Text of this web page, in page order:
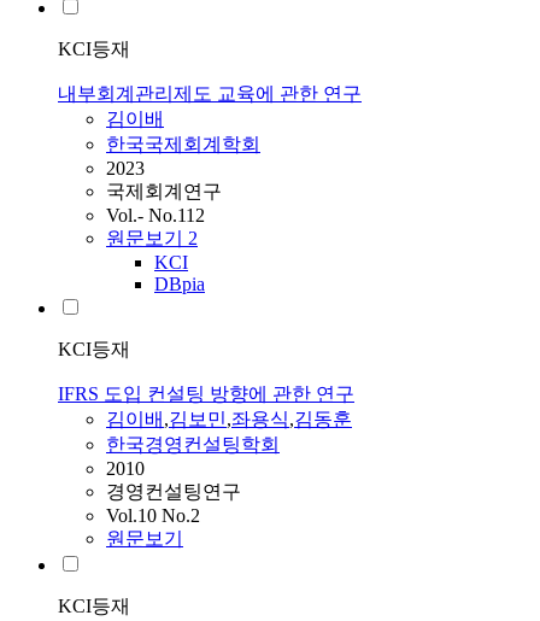
KCI등재
내부회계관리제도 교육에 관한 연구
김이배
한국국제회계학회
2023
국제회계연구
Vol.- No.112
원문보기 2
KCI
DBpia
KCI등재
IFRS 도입 컨설팅 방향에 관한 연구
김이배 ,김보민,좌용식,김동훈
한국경영컨설팅학회
2010
경영컨설팅연구
Vol.10 No.2
원문보기
KCI등재